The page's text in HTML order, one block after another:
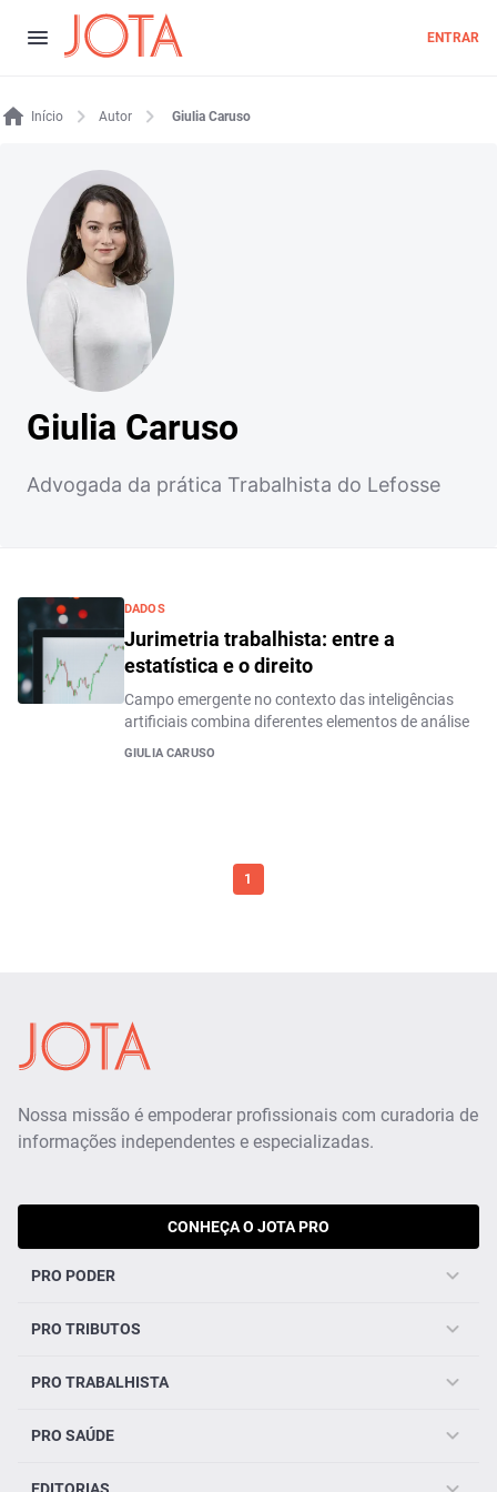
ENTRAR
Início Autor Giulia Caruso
Giulia Caruso
Advogada da prática Trabalhista do Lefosse
DADOS
Jurimetria trabalhista: entre a
estatística e o direito
Campo emergente no contexto das inteligências
artificiais combina diferentes elementos de análise
GIULIA CARUSO
1
Nossa missão é empoderar profissionais com curadoria de
informações independentes e especializadas.
CONHEÇA O JOTA PRO
PRO PODER
PRO TRIBUTOS
PRO TRABALHISTA
PRO SAÚDE